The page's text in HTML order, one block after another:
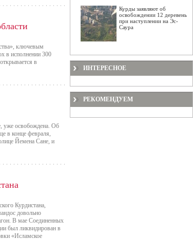
ключевым
в исполнении 300
в
уже освобождена. Об
в конце февраля,
Йемена Сане, и
Курдистана,
довольно
В мае Соединенных
был ликвидирован в
«Исламское
Курды заявляют об
освобождении 12 деревень
при наступлении на Эс-
Саура
ИНТЕРЕСНОЕ
РЕКОМЕНДУЕМ